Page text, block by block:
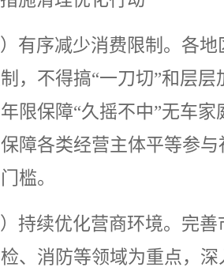
）有序减少消费限制。各
，不得搞“一刀切”和层
限保障“久摇不中”无车
障各类经营主体平等参
槛。
）持续优化营商环境。完
、消防等领域为重点，